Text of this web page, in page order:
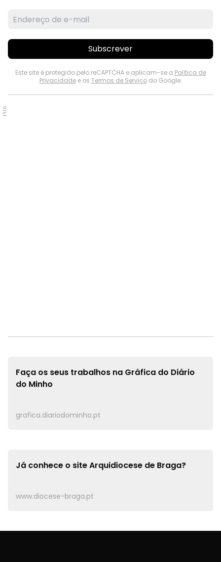
Subscrever
Este site é protegido pelo reCAPTCHA e aplicam-se a Política de
Privacidadee os Termos de Serviçodo Google.
PUB.
Faça os seus trabalhos na Gráfica do Diário
do Minho
grafica.diariodominho.pt
Já conhece o siteArquidiocese de Braga?
www.diocese-braga.pt